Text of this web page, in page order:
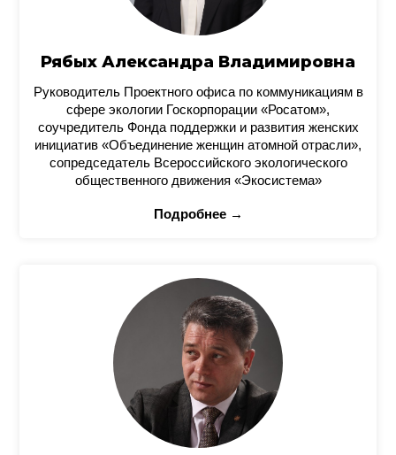
Рябых Александра Владимировна
Руководитель Проектного офиса по коммуникациям в
сфере экологии Госкорпорации «Росатом»,
соучредитель Фонда поддержки и развития женских
инициатив «Объединение женщин атомной отрасли»,
сопредседатель Всероссийского экологического
общественного движения «Экосистема»
Подробнее →